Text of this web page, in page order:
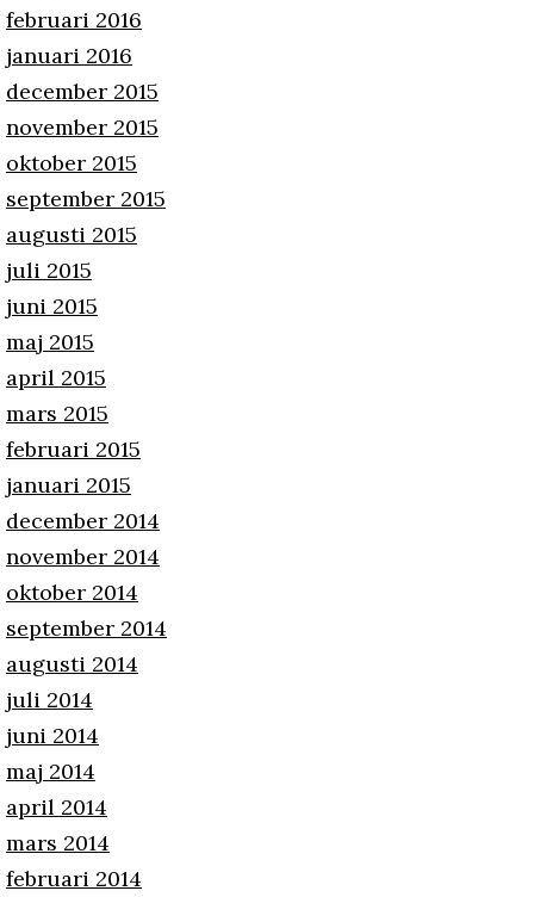
februari 2016
januari 2016
december 2015
november 2015
oktober 2015
september 2015
augusti 2015
juli 2015
juni 2015
maj 2015
april 2015
mars 2015
februari 2015
januari 2015
december 2014
november 2014
oktober 2014
september 2014
augusti 2014
juli 2014
juni 2014
maj 2014
april 2014
mars 2014
februari 2014